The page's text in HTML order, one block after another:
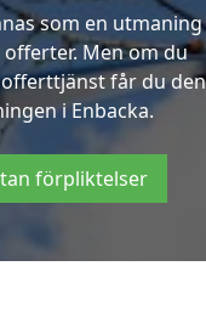
som en utmaning
Men om du
får du den
i Enbacka.
förpliktelser